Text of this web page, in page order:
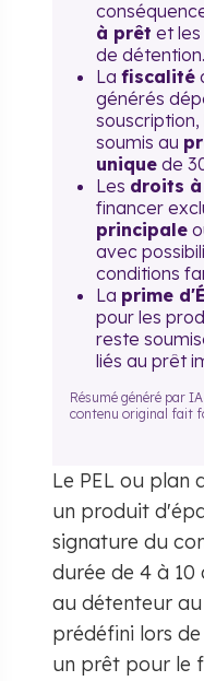
à prêt et
de détention.
La fiscalité
générés
soumis au
unique de
Les droits
financer
principale
avec
conditions
La prime
pour les
reste
liés au prêt
Résumé généré par
contenu original fait
Le PEL ou plan
un produit
signature du
durée de 4 à 10
au détenteur
prédéfini lors
un prêt pour le